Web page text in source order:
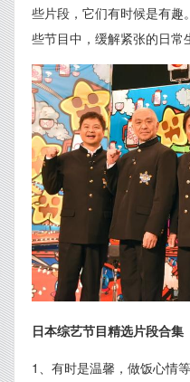
些片段，它们有时候是有
些节目中，缓解紧张的日常
日本综艺节目精选片段合集
1、有时是温馨，做饭心情